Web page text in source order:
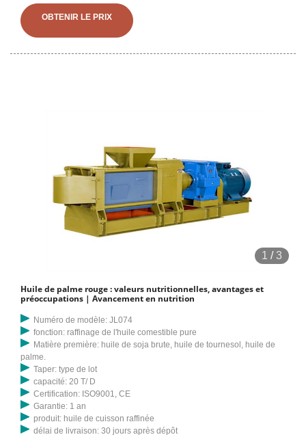
OBTENIR LE PRIX
1 /3
Huile de palme rouge : valeurs nutritionnelles, avantages et
préoccupations | Avancement en nutrition
Numéro de modèle: JL074
fonction: raffinage de l'huile comestible pure
Matière première: huile de soja brute, huile de tournesol, huile de
palme.
Taper: type de lot
capacité: 20 T/ D
Certification: ISO9001, CE
Garantie: 1 an
produit: huile de cuisson raffinée
délai de livraison: 30 jours après dépôt